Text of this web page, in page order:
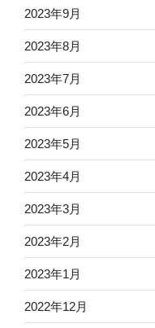
2023年9月
2023年8月
2023年7月
2023年6月
2023年5月
2023年4月
2023年3月
2023年2月
2023年1月
2022年12月